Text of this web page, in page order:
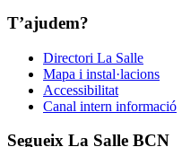
T’ajudem?
Directori La Salle
Mapa i instal·lacions
Accessibilitat
Canal intern informació
Segueix La Salle BCN